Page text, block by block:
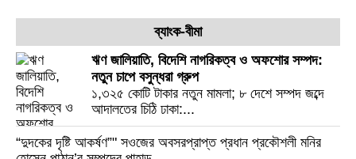
ব্যাংক-বীমা
ঋণ জালিয়াতি, বিদেশি নাগরিকত্ব ও অফশোর সম্পদ:
নতুন চাপে বসুন্ধরা গ্রুপ
১,৩২৫ কোটি টাকার নতুন মামলা; ৮ দেশে সম্পদ জব্দে
আদালতের চিঠি ঢাকা:...
“দুদকের দৃষ্টি আকর্ষণ”" সওজের অবসরপ্রাপ্ত প্রধান প্রকৌশলী মনির